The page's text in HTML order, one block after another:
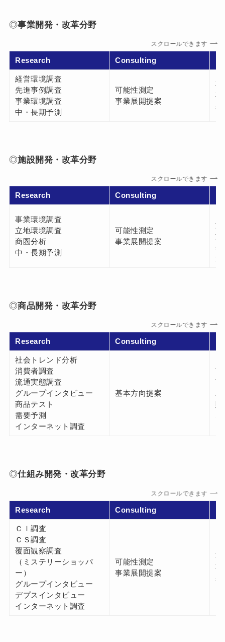
◎事業開発・改革分野
スクロールできます
Research Consulting
経営環境調査
先進事例調査
事業環境調査
中・長期予測
可能性測定
事業展開提案
事
事
基
◎施設開発・改革分野
スクロールできます
Research Consulting
事業環境調査
立地環境調査
商圏分析
中・長期予測
可能性測定
事業展開提案
施
施
基
運
◎商品開発・改革分野
スクロールできます
Research Consulting
社会トレンド分析
消費者調査
流通実態調査
グループインタビュー
商品テスト
需要予測
インターネット調査
基本方向提案
商
商
パ
◎仕組み開発・改革分野
スクロールできます
Research Consulting
ＣＩ調査
ＣＳ調査
覆面観察調査
（ミステリーショッパ
ー）
グループインタビュー
デプスインタビュー
インターネット調査
可能性測定
事業展開提案
事
事
基